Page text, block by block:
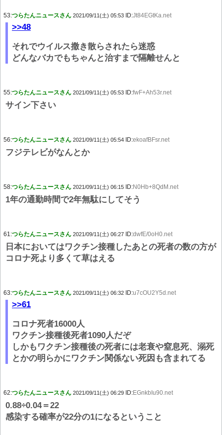
53:つらたんニュースさん 2021/09/11(土) 05:53 ID:Jt84EGtKa.net
>>48
それでウイルス撒き散らされたら迷惑
どんなバカでもちゃんと治すまで隔離せんと
55:つらたんニュースさん 2021/09/11(土) 05:53 ID:fwF+Ah53r.net
サイン下さい
56:つらたんニュースさん 2021/09/11(土) 05:54 ID:ekoafBFsr.net
フジテレビがなんとか
58:つらたんニュースさん 2021/09/11(土) 06:15 ID:N0Hb+8QdM.net
1年の通勤時間で2年無駄にしてそう
61:つらたんニュースさん 2021/09/11(土) 06:27 ID:dwfE/0oH0.net
日本においてはワクチン接種したあとの死者の数の方が
コロナ死より多くて草はえる
63:つらたんニュースさん 2021/09/11(土) 06:32 ID:u7cOU2Y5d.net
>>61
コロナ死者16000人
ワクチン接種後死者1090人だぞ
しかもワクチン接種後の死者には老衰や窒息死、溺死
とかの明らかにワクチン関係ない死因も含まれてる
62:つらたんニュースさん 2021/09/11(土) 06:29 ID:EGnkbIu90.net
0.88÷0.04＝22
感染する確率が22分の1になるということ